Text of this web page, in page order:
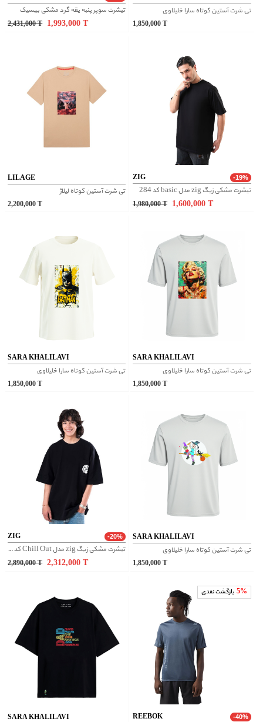
تیشرت سوپر پنبه یقه گرد مشکی بیسیک
2,431,000 T 1,993,000
تی شرت آستین کوتاه سارا خلیلاوی
1,850,000
LILAGE
تی شرت آستین کوتاه لیلاژ
2,200,000
ZIG -19%
تیشرت مشکی زیگ zig مدل basic کد 284
1,980,000 T 1,600,000
SARA KHALILAVI
تی شرت آستین کوتاه سارا خلیلاوی
1,850,000
SARA KHALILAVI
تی شرت آستین کوتاه سارا خلیلاوی
1,850,000
ZIG -20%
تیشرت مشکی زیگ zig مدل Chill Out کد 407
2,890,000 T 2,312,000
SARA KHALILAVI
تی شرت آستین کوتاه سارا خلیلاوی
1,850,000
SARA KHALILAVI
5% بازگشت نقدی
REEBOK -40%